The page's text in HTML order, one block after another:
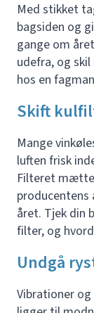
Med stikket
bagsiden og
gange om
udefra, og
hos en
Skift
Mange
luften frisk
Filteret
året. Tjek din
filter, og
Undgå
Vibrationer